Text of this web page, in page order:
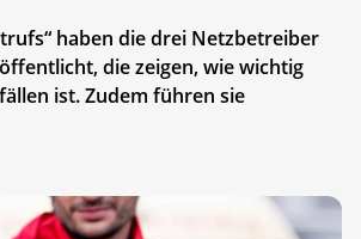
haben die drei Netzbetreiber
die zeigen, wie wichtig
ist. Zudem führen sie